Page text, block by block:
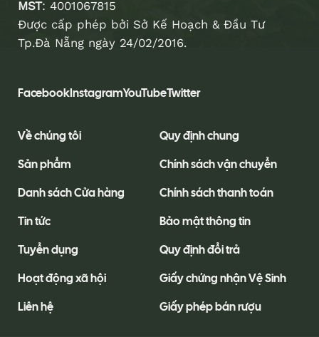
MST: 4001067815
Được cấp phép bởi Sở Kế Hoạch & Đầu Tư
Tp.Đà Nẵng ngày 24/02/2016.
FacebookInstagramYouTubeTwitter
Về chúng tôi
Sản phẩm
Danh sách Cửa hàng
Tin tức
Tuyển dụng
Hoạt động xã hội
Liên hệ
Quy định chung
Chính sách vận chuyển
Chính sách thanh toán
Bảo mật thông tin
Quy định đổi trả
Giấy chứng nhận Vệ Sinh
Giấy phép bán rượu